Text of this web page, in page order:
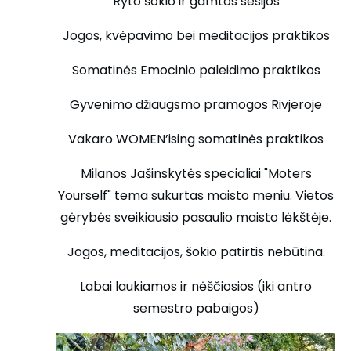
Jogos, kvėpavimo bei meditacijos praktikos
Somatinės Emocinio paleidimo praktikos
Gyvenimo džiaugsmo pramogos Rivjeroje
Vakaro WOMEN’ising somatinės praktikos
Milanos Jašinskytės specialiai "Moters
Yourself" tema sukurtas maisto meniu. Vietos
gėrybės sveikiausio pasaulio maisto lėkštėje.
Jogos, meditacijos, šokio patirtis nebūtina.
Labai laukiamos ir nėščiosios (iki antro
semestro pabaigos)